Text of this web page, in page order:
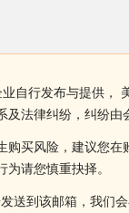
自行发布与提供，
法律纠纷，纠纷由
购买风险，建议您在
请您慎重抉择。
送到该邮箱，我们